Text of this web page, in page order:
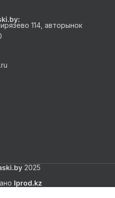
114, авторынок
2025
Iprod.kz